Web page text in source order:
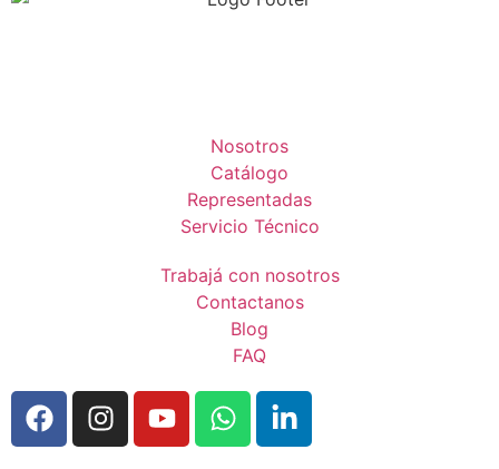
Nosotros
Catálogo
Representadas
Servicio Técnico
Trabajá con nosotros
Contactanos
Blog
FAQ